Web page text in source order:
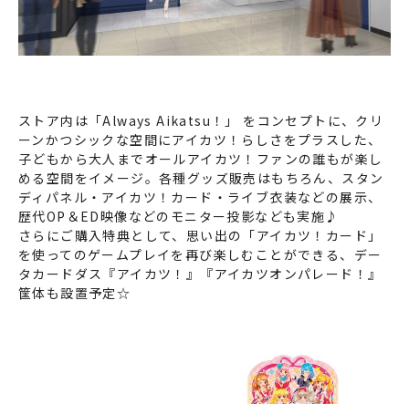
ストア内は「Always Aikatsu！」 をコンセプトに、クリ
ーンかつシックな空間にアイカツ！らしさをプラスした、
子どもから大人までオールアイカツ！ファンの誰もが楽し
める空間をイメージ。各種グッズ販売はもちろん、スタン
ディパネル・アイカツ！カード・ライブ衣装などの展示、
歴代OP＆ED映像などのモニター投影なども実施♪
さらにご購入特典として、思い出の「アイカツ！カード」
を使ってのゲームプレイを再び楽しむことができる、デー
タカードダス『アイカツ！』『アイカツオンパレード！』
筐体も設置予定☆